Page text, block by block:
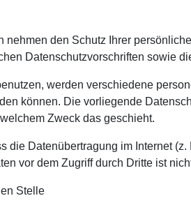
nehmen den Schutz Ihrer
Datenschutzvorschriften sowie
werden verschiedene
können. Die vorliegende
Zweck das geschieht.
die Datenübertragung im Internet
vor dem Zugriff durch Dritte ist
Stelle